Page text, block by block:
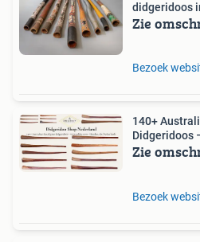
didgeridoos
Zie
Bezoek
140+
Didgeridoos
Zie
Bezoek